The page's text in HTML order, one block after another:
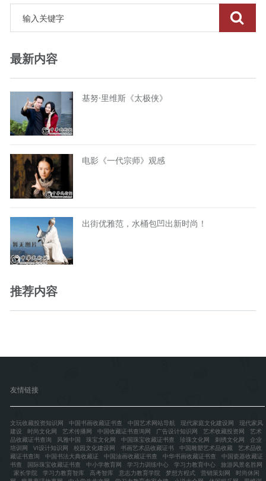
最新内容
基努·里维斯《太极侠》
电影《一代宗师》观感
出街优雅范，水桶包凹出新时尚！
推荐内容
友情链接
文玩收藏投资知识网 中国书画收藏证书查 中国艺术网站导航 现代家庭文化建设网
现代家风
建设
时尚文化网 艺术传播网 中国收藏证书查询网 广告设计知识网 艺术收藏投资网
艺术
品收藏证书查询
风雅中国 珠宝文化网 中国珠宝收藏证书查 珍珠文化网 刺绣文化网
企业
培训网
VI设计知识网 校园文化建设网 书画艺术品收藏证书 中国雕塑艺术品收藏
艺术品收
藏证书查询
中国书法大典收藏证 中国油画收藏证书查 中华书画收藏证书查
中国瓷器收藏证
书查
国际珠宝收藏证书查 中小学教育网 学习力训练中心 学习力教育中心
旅游风景名胜网
家长学院
学习力教育智库 高考智库 意志力教育学院 梦想方程式 营销策划网
时尚休闲